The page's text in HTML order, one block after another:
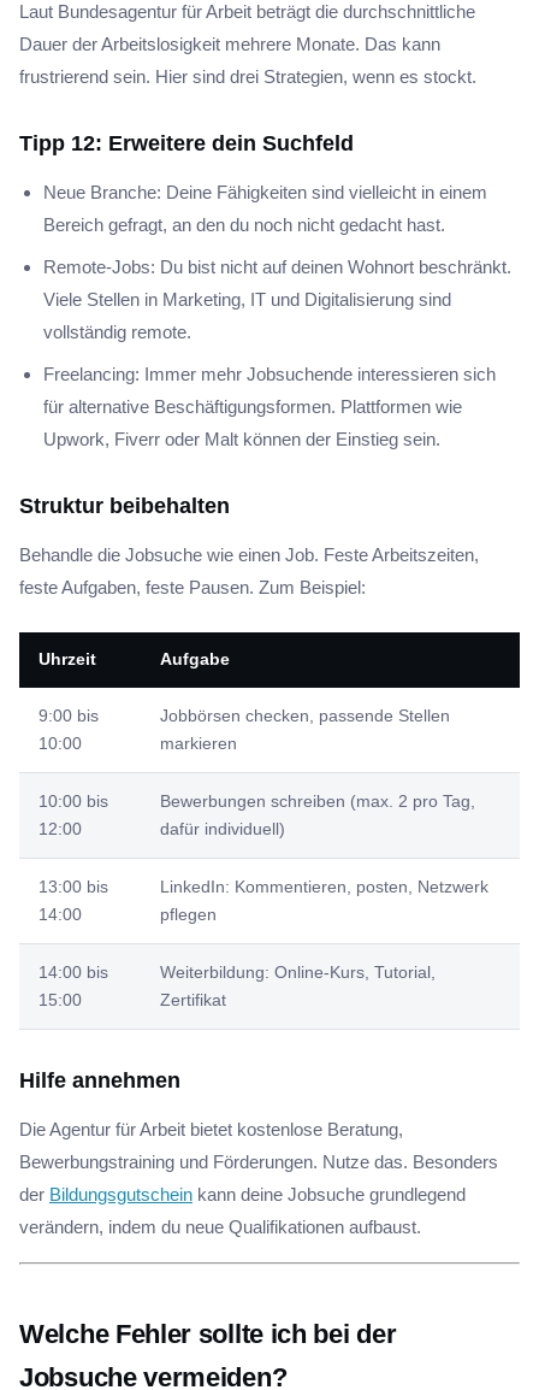
Laut Bundesagentur für Arbeit beträgt die durchschnittliche
Dauer der Arbeitslosigkeit mehrere Monate. Das kann
frustrierend sein. Hier sind drei Strategien, wenn es stockt.
Tipp 12: Erweitere dein Suchfeld
Neue Branche: Deine Fähigkeiten sind vielleicht in einem
Bereich gefragt, an den du noch nicht gedacht hast.
Remote-Jobs: Du bist nicht auf deinen Wohnort beschränkt.
Viele Stellen in Marketing, IT und Digitalisierung sind
vollständig remote.
Freelancing: Immer mehr Jobsuchende interessieren sich
für alternative Beschäftigungsformen. Plattformen wie
Upwork, Fiverr oder Malt können der Einstieg sein.
Struktur beibehalten
Behandle die Jobsuche wie einen Job. Feste Arbeitszeiten,
feste Aufgaben, feste Pausen. Zum Beispiel:
Uhrzeit Aufgabe
9:00 bis
10:00
Jobbörsen checken, passende Stellen
markieren
10:00 bis
12:00
Bewerbungen schreiben (max. 2 pro Tag,
dafür individuell)
13:00 bis
14:00
LinkedIn: Kommentieren, posten, Netzwerk
pflegen
14:00 bis
15:00
Weiterbildung: Online-Kurs, Tutorial,
Zertifikat
Hilfe annehmen
Die Agentur für Arbeit bietet kostenlose Beratung,
Bewerbungstraining und Förderungen. Nutze das. Besonders
der Bildungsgutschein kann deine Jobsuche grundlegend
verändern, indem du neue Qualifikationen aufbaust.
Welche Fehler sollte ich bei der
Jobsuche vermeiden?